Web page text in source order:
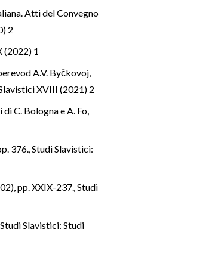
Atti del Convegno
2
(2022) 1
A.V. Byčkovoj,
XVIII (2021) 2
C. Bologna e A. Fo,
376.,Studi Slavistici:
pp. XXIX-237.,Studi
Studi Slavistici: Studi